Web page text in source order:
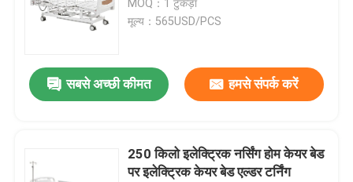
MOQ：1 टुकड़ा
मूल्य：565USD/PCS
सबसे अच्छी कीमत हमसे संपर्क करें
250 किलो इलेक्ट्रिक नर्सिंग होम केयर बेड
पर इलेक्ट्रिक केयर बेड एल्डर टर्निंग